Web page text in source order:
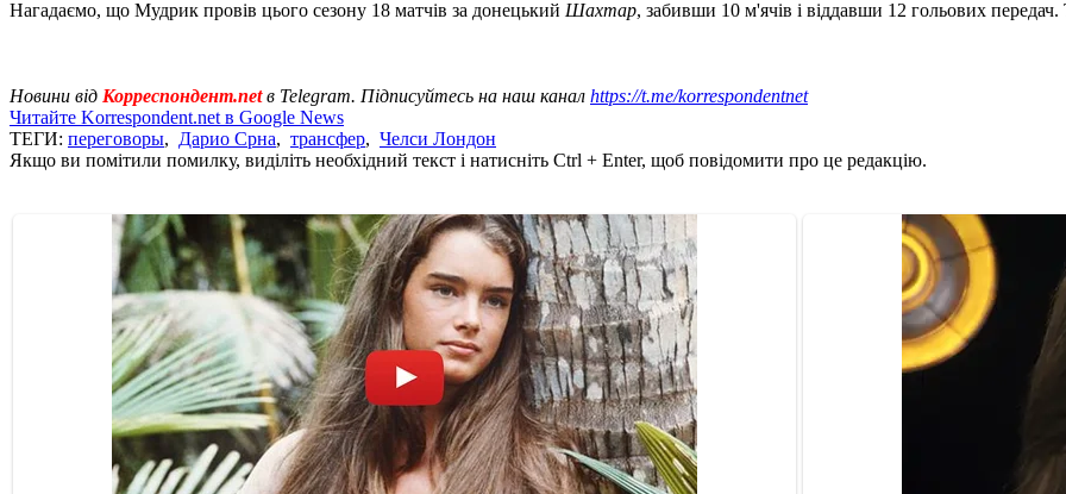
Нагадаємо, що Мудрик провів цього сезону 18 матчів за донецький Шахтар, забивши 10 м'ячів і віддавши 12 гольових
Новини від Корреспондент.netв Telegram. Підписуйтесь на наш канал https://t.me/korrespondentnet
Читайте Korrespondent.net в Google News
ТЕГИ: переговоры, Дарио Срна, трансфер, Челси Лондон
Якщо ви помітили помилку, виділіть необхідний текст і натисніть Ctrl + Enter, щоб повідомити про це редакцію.